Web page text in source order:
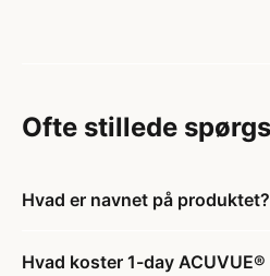
Ofte stillede
Hvad er navnet på produktet?
Hvad koster 1-day